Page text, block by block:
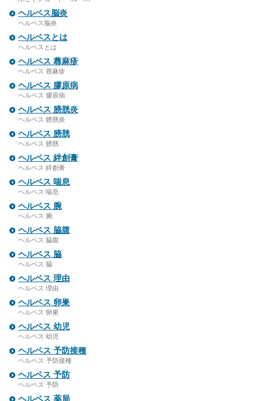
ヘルペス脳炎
ヘルペス脳炎
ヘルペスとは
ヘルペスとは
ヘルペス 蕁麻疹
ヘルペス 蕁麻疹
ヘルペス 膠原病
ヘルペス 膠原病
ヘルペス 膀胱炎
ヘルペス 膀胱炎
ヘルペス 膀胱
ヘルペス 膀胱
ヘルペス 絆創膏
ヘルペス 絆創膏
ヘルペス 喘息
ヘルペス 喘息
ヘルペス 腕
ヘルペス 腕
ヘルペス 脇腹
ヘルペス 脇腹
ヘルペス 脇
ヘルペス 脇
ヘルペス 理由
ヘルペス 理由
ヘルペス 卵巣
ヘルペス 卵巣
ヘルペス 幼児
ヘルペス 幼児
ヘルペス 予防接種
ヘルペス 予防接種
ヘルペス 予防
ヘルペス 予防
ヘルペス 薬局